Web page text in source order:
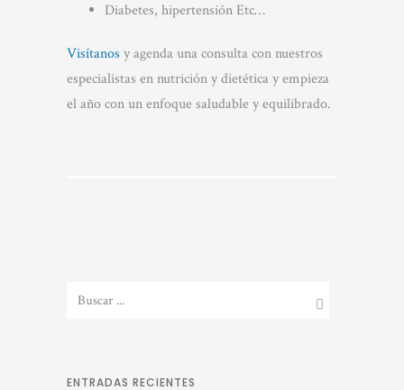
Diabetes, hipertensión Etc…
Visítanos y agenda una consulta con nuestros
especialistas en nutrición y dietética y empieza
el año con un enfoque saludable y equilibrado.
ENTRADAS RECIENTES